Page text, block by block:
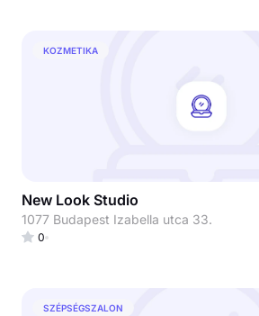
KOZMETIKA
New Look Studio
1077 Budapest Izabella utca 33.
0
SZÉPSÉGSZALON